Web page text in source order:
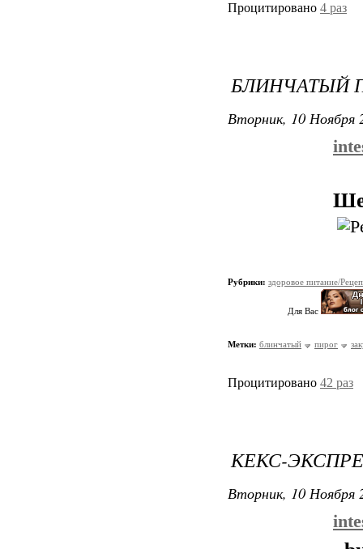
Процитировано 4 раз
БЛИНЧАТЫЙ
Вторник, 10 Ноября
Рубрики: здоровое питание/
Для Вас
Метки: блинчатый пирог
Процитировано 42 раз
КЕКС-
Вторник, 10 Ноября